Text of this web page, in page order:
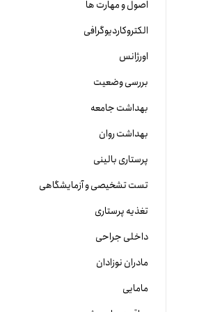
اصول و مهارت ها
الکتروکاردیوگرافی
اورژانس
بررسی وضعیت
بهداشت جامعه
بهداشت روان
پرستاری بالینی
تست تشخیصی و آزمایشگاهی
تغذیه پرستاری
داخلی جراحی
مادران نوزادان
مامایی